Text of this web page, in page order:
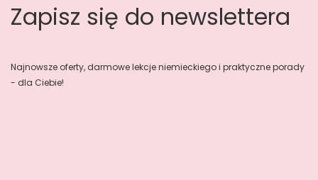
Zapisz się do newslettera
Najnowsze oferty, darmowe lekcje niemieckiego i praktyczne porady
- dla Ciebie!